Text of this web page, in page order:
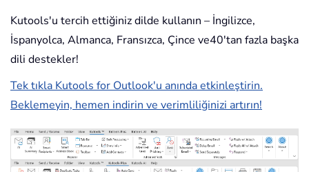
Kutools'u tercih ettiğiniz dilde kullanın – İngilizce,
İspanyolca, Almanca, Fransızca, Çince ve40'tan fazla başka
dili destekler!
Tek tıkla Kutools for Outlook'u anında etkinleştirin.
Beklemeyin, hemen indirin ve verimliliğinizi artırın!